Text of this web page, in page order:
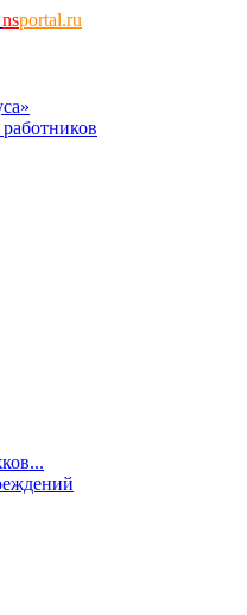
nsportal.ru